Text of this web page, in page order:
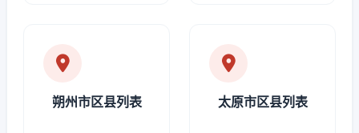
朔州市区县列表 太原市区县列表